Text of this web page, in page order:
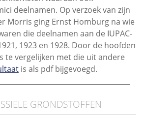
deelnamen. Op verzoek van zijn
Morris ging Ernst Homburg na wie
die deelnamen aan de IUPAC-
1923 en 1928. Door de hoofden
te vergelijken met die uit andere
is als pdf bijgevoegd.
GRONDSTOFFEN